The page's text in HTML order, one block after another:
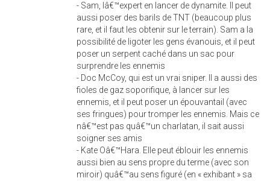
- Sam, lâ€™expert en lancer de dynamite. Il peut
aussi poser des barils de TNT (beaucoup plus
rare, et il faut les obtenir sur le terrain). Sam a la
possibilité de ligoter les gens évanouis, et il peut
poser un serpent caché dans un sac pour
surprendre les ennemis
- Doc McCoy, qui est un vrai sniper. Il a aussi des
fioles de gaz soporifique, à lancer sur les
ennemis, et il peut poser un épouvantail (avec
ses fringues) pour tromper les ennemis. Mais ce
nâ€™est pas quâ€™un charlatan, il sait aussi
soigner ses amis
- Kate Oâ€™Hara. Elle peut éblouir les ennemis
aussi bien au sens propre du terme (avec son
miroir) quâ€™au sens figuré (en « exhibant » sa